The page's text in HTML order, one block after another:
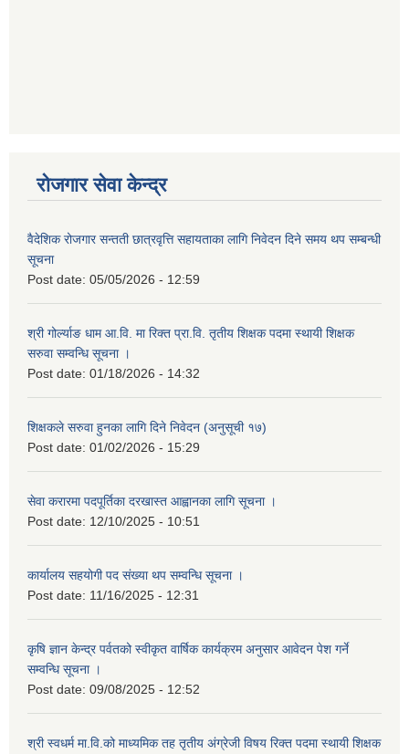
रोजगार सेवा केन्द्र
वैदेशिक रोजगार सन्तती छात्रवृत्ति सहायताका लागि निवेदन दिने समय थप सम्बन्धी
सूचना
Post date: 05/05/2026 - 12:59
श्री गोर्ल्याङ धाम आ.वि. मा रिक्त प्रा.वि. तृतीय शिक्षक पदमा स्थायी शिक्षक
सरुवा सम्वन्धि सूचना ।
Post date: 01/18/2026 - 14:32
शिक्षकले सरुवा हुनका लागि दिने निवेदन (अनुसूची १७)
Post date: 01/02/2026 - 15:29
सेवा करारमा पदपूर्तिका दरखास्त आह्वानका लागि सूचना ।
Post date: 12/10/2025 - 10:51
कार्यालय सहयोगी पद संख्या थप सम्वन्धि सूचना ।
Post date: 11/16/2025 - 12:31
कृषि ज्ञान केन्द्र पर्वतको स्वीकृत वार्षिक कार्यक्रम अनुसार आवेदन पेश गर्ने
सम्वन्धि सूचना ।
Post date: 09/08/2025 - 12:52
श्री स्वधर्म मा.वि.को माध्यमिक तह तृतीय अंग्रेजी विषय रिक्त पदमा स्थायी शिक्षक